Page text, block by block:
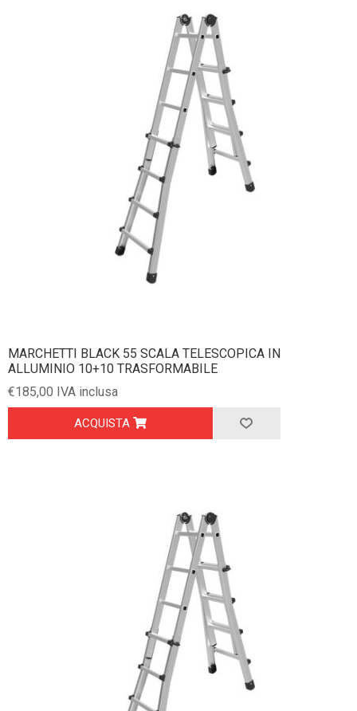
MARCHETTI BLACK 55 SCALA TELESCOPICA IN
ALLUMINIO 10+10 TRASFORMABILE
€185,00 IVA inclusa
ACQUISTA